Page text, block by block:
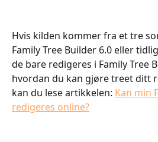
Hvis kilden kommer fra et tre
Family Tree Builder 6.0 eller
de bare redigeres i Family Tree
hvordan du kan gjøre treet ditt
kan du lese artikkelen: Kan min
redigeres online?